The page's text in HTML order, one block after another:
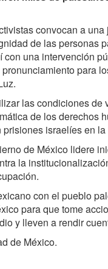
convocan a
de las personas
una intervención
para
las condiciones de
de los derechos
israelíes en
de México lidere
la
con el pueblo
para que tome
y lleven a rendir
de México.